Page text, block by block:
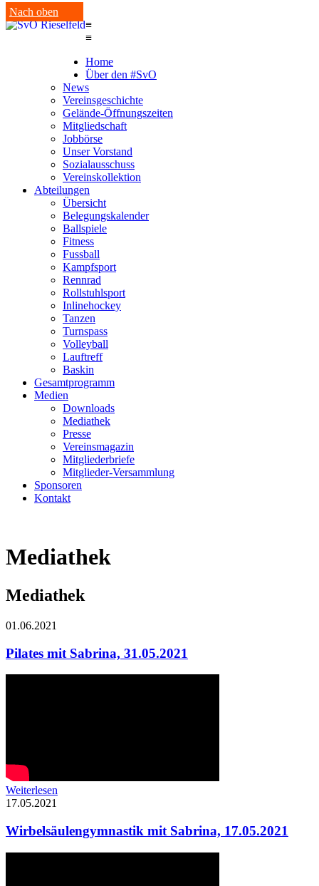
Nach oben
≡
≡
Home
Über den #SvO
News
Vereinsgeschichte
Gelände-Öffnungszeiten
Mitgliedschaft
Jobbörse
Unser Vorstand
Sozialausschuss
Vereinskollektion
Abteilungen
Übersicht
Belegungskalender
Ballspiele
Fitness
Fussball
Kampfsport
Rennrad
Rollstuhlsport
Inlinehockey
Tanzen
Turnspass
Volleyball
Lauftreff
Baskin
Gesamtprogramm
Medien
Downloads
Mediathek
Presse
Vereinsmagazin
Mitgliederbriefe
Mitglieder-Versammlung
Sponsoren
Kontakt
Mediathek
Mediathek
01.06.2021
Pilates mit Sabrina, 31.05.2021
Weiterlesen
17.05.2021
Wirbelsäulengymnastik mit Sabrina, 17.05.2021